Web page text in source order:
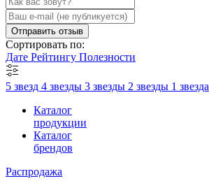
Отправить отзыв
Сортировать по:
Дате Рейтингу Полезности
5 звезд 4 звезды 3 звезды 2 звезды 1 звезда
Каталог
продукции
Каталог
брендов
Распродажа